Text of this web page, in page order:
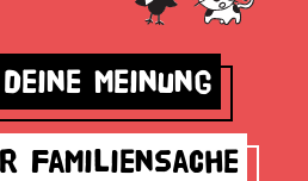
Meinung
Familiensache